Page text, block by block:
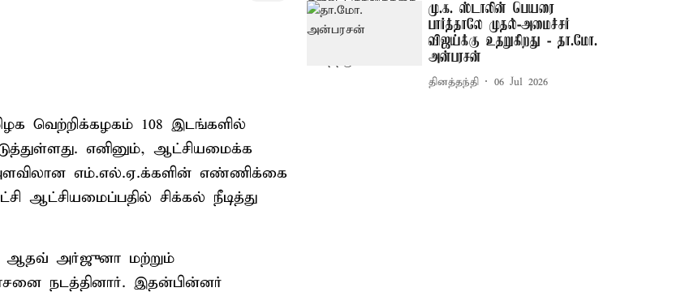
வெற்றிக்கழகம் 108 இடங்களில்
எனினும், ஆட்சியமைக்க
எம்.எல்.ஏ.க்களின் எண்ணிக்கை
சிக்கல் நீடித்து
ஆதவ் அர்ஜுனா மற்றும்
நடத்தினார். இதன்பின்னர்
மு.க. ஸ்டாலின் பெயரை
பார்த்தாலே முதல்-அமைச்சர்
விஜய்க்கு உதறுகிறது - தா.மோ.
அன்பரசன்
தினத்தந்தி 06 Jul 2026